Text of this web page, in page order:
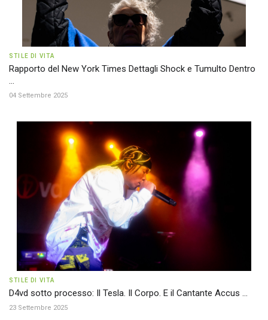
STILE DI VITA
Rapporto del New York Times Dettagli Shock e Tumulto Dentro
...
04 Settembre 2025
STILE DI VITA
D4vd sotto processo: Il Tesla. Il Corpo. E il Cantante Accus ...
23 Settembre 2025